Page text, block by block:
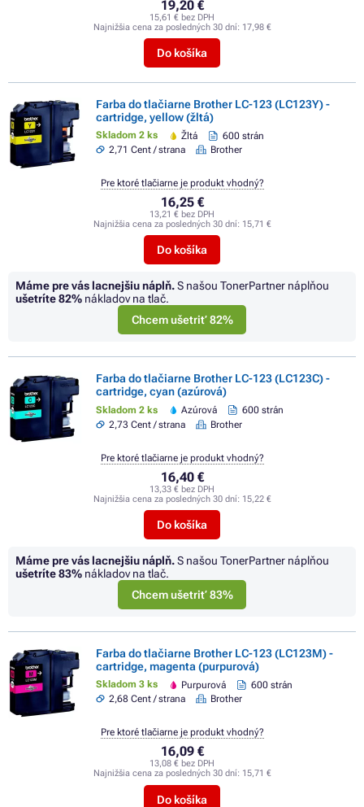
19,20 €
15,61 € bez DPH
Najnižšia cena za posledných 30 dní: 17,98 €
Do košíka
Farba do tlačiarne Brother LC-123 (LC123Y) -
cartridge, yellow (žltá)
Skladom 2 ks Žltá
600 strán
2,71 Cent / strana
Brother
16,25 €
13,21 € bez DPH
Najnižšia cena za posledných 30 dní: 15,71 €
Do košíka
Pre ktoré tlačiarne je produkt vhodný?
Máme pre vás lacnejšiu náplň.S našou TonerPartner náplňou
ušetríte82% nákladov na tlač.
Chcem ušetriť 82%
Farba do tlačiarne Brother LC-123 (LC123C) -
cartridge, cyan (azúrová)
Skladom 2 ks Azúrová
600 strán
2,73 Cent / strana
Brother
16,40 €
13,33 € bez DPH
Najnižšia cena za posledných 30 dní: 15,22 €
Do košíka
Pre ktoré tlačiarne je produkt vhodný?
Máme pre vás lacnejšiu náplň.S našou TonerPartner náplňou
ušetríte83% nákladov na tlač.
Chcem ušetriť 83%
Farba do tlačiarne Brother LC-123 (LC123M) -
cartridge, magenta (purpurová)
Skladom 3 ks Purpurová
600 strán
2,68 Cent / strana
Brother
16,09 €
13,08 € bez DPH
Najnižšia cena za posledných 30 dní: 15,71 €
Do košíka
Pre ktoré tlačiarne je produkt vhodný?